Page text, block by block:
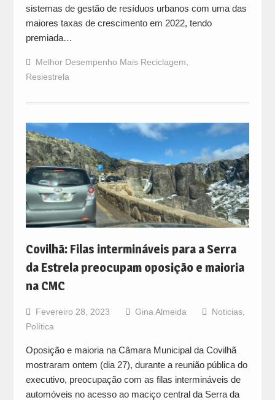
sistemas de gestão de resíduos urbanos com uma das
maiores taxas de crescimento em 2022, tendo
premiada…
Melhor Desempenho Mais Reciclagem
Resiestrela
Covilhã: Filas intermináveis para a Serra
da Estrela preocupam oposição e maioria
na CMC
Fevereiro 28, 2023 Gina Almeida Noticias,
Política
Oposição e maioria na Câmara Municipal da Covilhã
mostraram ontem (dia 27), durante a reunião pública do
executivo, preocupação com as filas intermináveis de
automóveis no acesso ao maciço central da Serra da